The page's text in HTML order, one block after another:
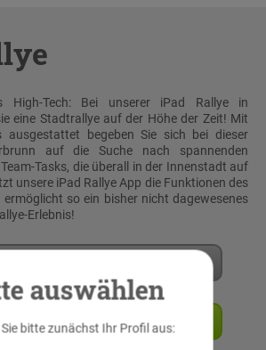
High-Tech: Bei unserer iPad Rallye in
eine Stadtrallye auf der Höhe der Zeit! Mit
ausgestattet begeben Sie sich bei dieser
auf die Suche nach spannenden
Tasks, die überall in der Innenstadt auf
unsere iPad Rallye App die Funktionen des
so ein bisher nicht dagewesenes
Erlebnis!
anfordern
auswählen
Sie bitte zunächst Ihr Profil aus: